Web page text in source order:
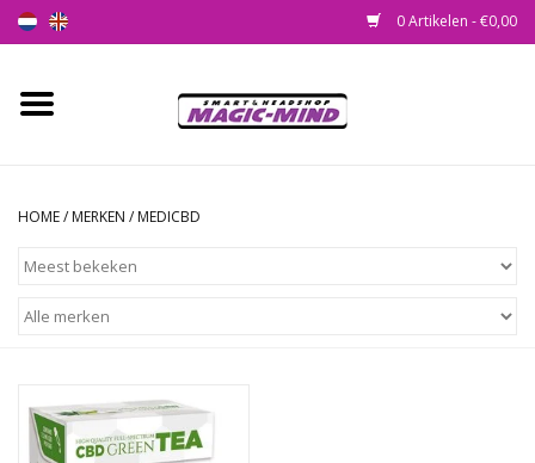
0 Artikelen - €0,00
Home
Headshop
Health Supplies
HOME/ MERKEN / MEDICBD